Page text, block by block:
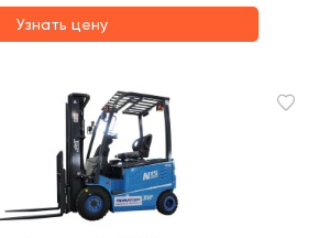
Узнать цену